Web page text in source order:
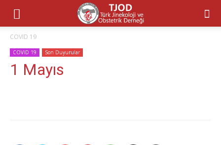
COVID 19
COVID 19 Son Duyurular
1 Mayıs